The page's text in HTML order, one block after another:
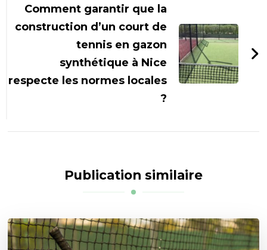
Comment garantir que la
construction d’un court de
tennis en gazon
synthétique à Nice
respecte les normes locales
?
Publication similaire